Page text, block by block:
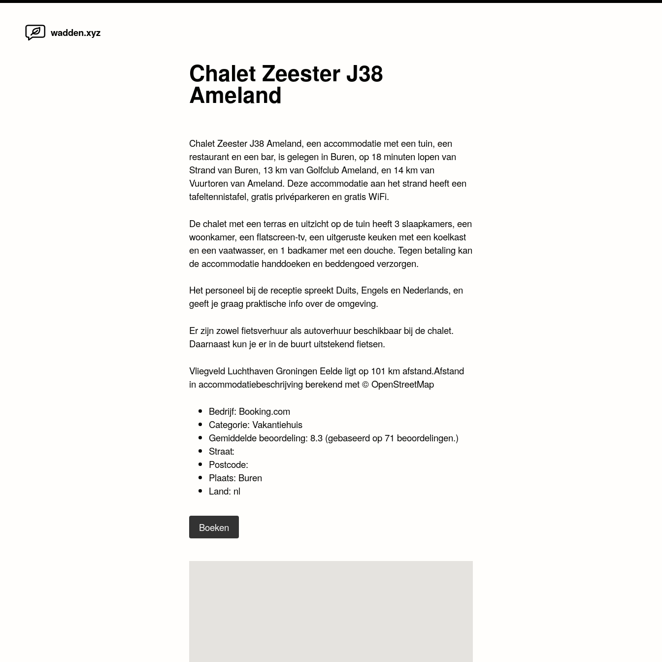
wadden.xyz
Chalet Zeester J38
Ameland
Chalet Zeester J38 Ameland, een accommodatie met een tuin, een
restaurant en een bar, is gelegen in Buren, op 18 minuten lopen van
Strand van Buren, 13 km van Golfclub Ameland, en 14 km van
Vuurtoren van Ameland. Deze accommodatie aan het strand heeft een
tafeltennistafel, gratis privéparkeren en gratis WiFi.
De chalet met een terras en uitzicht op de tuin heeft 3 slaapkamers, een
woonkamer, een flatscreen-tv, een uitgeruste keuken met een koelkast
en een vaatwasser, en 1 badkamer met een douche. Tegen betaling kan
de accommodatie handdoeken en beddengoed verzorgen.
Het personeel bij de receptie spreekt Duits, Engels en Nederlands, en
geeft je graag praktische info over de omgeving.
Er zijn zowel fietsverhuur als autoverhuur beschikbaar bij de chalet.
Daarnaast kun je er in de buurt uitstekend fietsen.
Vliegveld Luchthaven Groningen Eelde ligt op 101 km afstand.Afstand
in accommodatiebeschrijving berekend met © OpenStreetMap
Bedrijf: Booking.com
Categorie: Vakantiehuis
Gemiddelde beoordeling: 8.3 (gebaseerd op 71 beoordelingen.)
Straat:
Postcode:
Plaats: Buren
Land: nl
Boeken